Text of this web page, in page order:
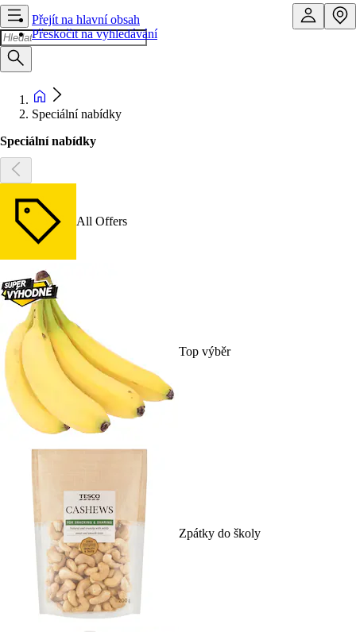
Přejít na hlavní obsah
Přeskočit na vyhledávání
Speciální nabídky
Speciální nabídky
All Offers
Top výběr
Zpátky do školy